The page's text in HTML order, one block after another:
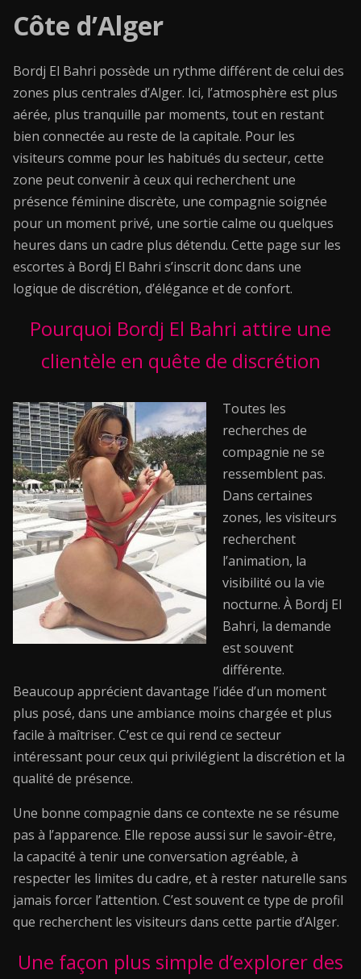
Côte d’Alger
Bordj El Bahri possède un rythme différent de celui des
zones plus centrales d’Alger. Ici, l’atmosphère est plus
aérée, plus tranquille par moments, tout en restant
bien connectée au reste de la capitale. Pour les
visiteurs comme pour les habitués du secteur, cette
zone peut convenir à ceux qui recherchent une
présence féminine discrète, une compagnie soignée
pour un moment privé, une sortie calme ou quelques
heures dans un cadre plus détendu. Cette page sur les
escortes à Bordj El Bahri s’inscrit donc dans une
logique de discrétion, d’élégance et de confort.
Pourquoi Bordj El Bahri attire une
clientèle en quête de discrétion
Toutes les
recherches de
compagnie ne se
ressemblent pas.
Dans certaines
zones, les visiteurs
recherchent
l’animation, la
visibilité ou la vie
nocturne. À Bordj El
Bahri, la demande
est souvent
différente.
Beaucoup apprécient davantage l’idée d’un moment
plus posé, dans une ambiance moins chargée et plus
facile à maîtriser. C’est ce qui rend ce secteur
intéressant pour ceux qui privilégient la discrétion et la
qualité de présence.
Une bonne compagnie dans ce contexte ne se résume
pas à l’apparence. Elle repose aussi sur le savoir-être,
la capacité à tenir une conversation agréable, à
respecter les limites du cadre, et à rester naturelle sans
jamais forcer l’attention. C’est souvent ce type de profil
que recherchent les visiteurs dans cette partie d’Alger.
Une façon plus simple d’explorer des